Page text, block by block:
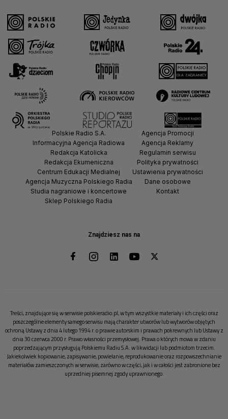
Znajdziesz nas na
Polskie Radio S.A.
Informacyjna Agencja Radiowa
Redakcja Katolicka
Redakcja Ekumeniczna
Centrum Edukacji Medialnej
Agencja Muzyczna Polskiego Radia
Studia nagraniowe i koncertowe
Sklep Polskiego Radia
Agencja Promocji
Agencja Reklamy
Regulamin serwisu
Polityka prywatności
Ustawienia prywatności
Dane osobowe
Kontakt
Treści, znajdujące się w serwisie polskieradio.pl, w tym wszystkie materiały i ich części oraz
poszczególne elementy samego serwisu mają charakter utworów lub wytworów objętych
ochroną Ustawy z dnia 4 lutego 1994 r. o prawie autorskim i prawach pokrewnych lub Ustawy z
dnia 30 czerwca 2000 r. Prawo własności przemysłowej. Prawa o których mowa w zdaniu
poprzedzającym przysługują Polskiemu Radiu S.A. w likwidacji lub podmiotom trzecim.
Jakiekolwiek kopiowanie, zapisywanie, powielanie, reprodukowanie oraz rozpowszechnianie
materiałów zamieszczonych w serwisie, zarówno w części, jak i w całości jest zabronione bez
uprzedniej pisemnej zgody uprawnionego.